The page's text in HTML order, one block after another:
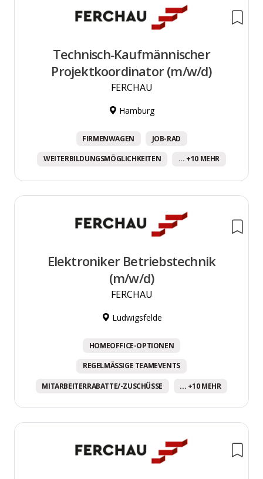
Technisch‑Kaufmännischer
Projektkoordinator (m/w/d)
FERCHAU
Hamburg
FIRMENWAGEN JOB-RAD
WEITERBILDUNGSMÖGLICHKEITEN ... +10 MEHR
Elektroniker Betriebstechnik
(m/w/d)
FERCHAU
Ludwigsfelde
HOMEOFFICE-OPTIONEN
REGELMÄSSIGE TEAMEVENTS
MITARBEITERRABATTE/-ZUSCHÜSSE ... +10 MEHR